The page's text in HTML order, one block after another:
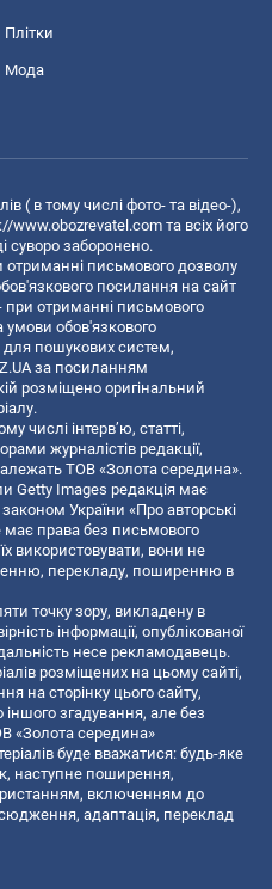
Плітки
Мода
( в тому числі фото- та відео-),
www.obozrevatel.com та всіх його
суворо заборонено.
письмового дозволу
посилання на сайт
при отриманні письмового
умови обов'язкового
для пошукових систем,
за посиланням
розміщено оригінальний
числі інтерв’ю, статті,
журналістів редакції,
ТОВ «Золота середина».
Getty Images редакція має
України «Про авторські
має права без письмового
використовувати, вони не
перекладу, поширенню в
точку зору, викладену в
інформації, опублікованої
несе рекламодавець.
розміщених на цьому сайті,
на сторінку цього сайту,
іншого згадування, але без
«Золота середина»
буде вважатися: будь-яке
наступне поширення,
включенням до
адаптація, переклад